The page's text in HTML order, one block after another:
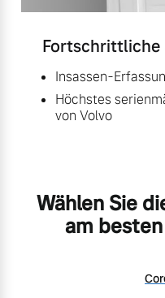
Fortschrittliche
Insassen-
Höchstes
von Volvo
Wählen Sie
am